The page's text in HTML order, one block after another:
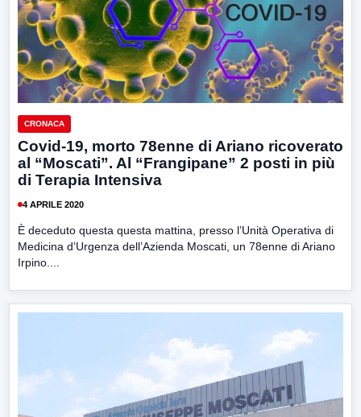
CRONACA
Covid-19, morto 78enne di Ariano ricoverato
al “Moscati”. Al “Frangipane” 2 posti in più
di Terapia Intensiva
4 APRILE 2020
È deceduto questa questa mattina, presso l’Unità Operativa di
Medicina d’Urgenza dell’Azienda Moscati, un 78enne di Ariano
Irpino....